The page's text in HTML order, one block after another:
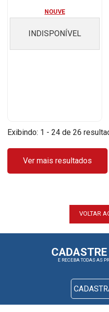
NOUVE
INDISPONÍVEL
Exibindo: 1 - 24 de 26
Ver mais resultados
VOLTAR
E RECEBA TODAS AS